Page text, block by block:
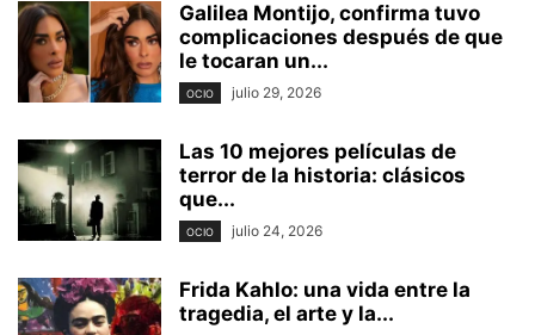
Galilea Montijo, confirma tuvo
complicaciones después de que
le tocaran un...
OCIO julio 29, 2026
Las 10 mejores películas de
terror de la historia: clásicos
que...
OCIO julio 24, 2026
Frida Kahlo: una vida entre la
tragedia, el arte y la...